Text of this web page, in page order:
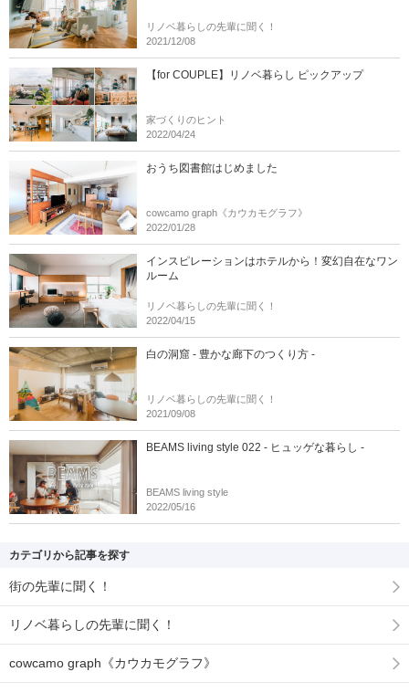
リノベ暮らしの先輩に聞く！
2021/12/08
【for COUPLE】リノベ暮らし ピックアップ
家づくりのヒント
2022/04/24
おうち図書館はじめました
cowcamo graph《カウカモグラフ》
2022/01/28
インスピレーションはホテルから！変幻自在なワン
ルーム
リノベ暮らしの先輩に聞く！
2022/04/15
白の洞窟 - 豊かな廊下のつくり方 -
リノベ暮らしの先輩に聞く！
2021/09/08
BEAMS living style 022 - ヒュッゲな暮らし -
BEAMS living style
2022/05/16
カテゴリから記事を探す
街の先輩に聞く！
リノベ暮らしの先輩に聞く！
cowcamo graph《カウカモグラフ》